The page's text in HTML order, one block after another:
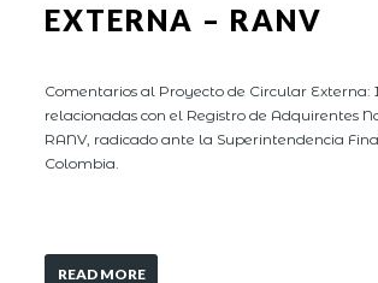
EXTERNA – RANV
Comentarios al Proyecto de Circular Externa:
relacionadas con el Registro de Adquirentes
RANV, radicado ante la Superintendencia
Colombia.
READ MORE